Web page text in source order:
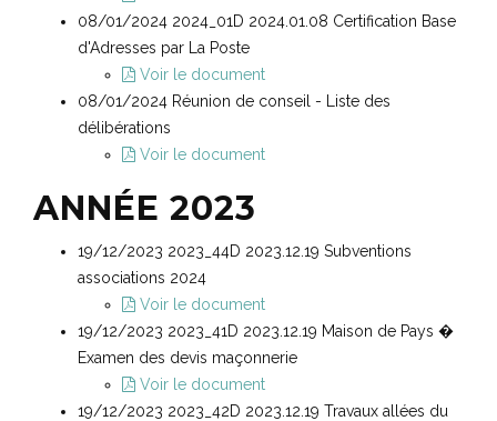
08/01/2024 2024_01D 2024.01.08 Certification Base
d'Adresses par La Poste
Voir le document
08/01/2024 Réunion de conseil - Liste des
délibérations
Voir le document
ANNÉE 2023
19/12/2023 2023_44D 2023.12.19 Subventions
associations 2024
Voir le document
19/12/2023 2023_41D 2023.12.19 Maison de Pays �
Examen des devis maçonnerie
Voir le document
19/12/2023 2023_42D 2023.12.19 Travaux allées du